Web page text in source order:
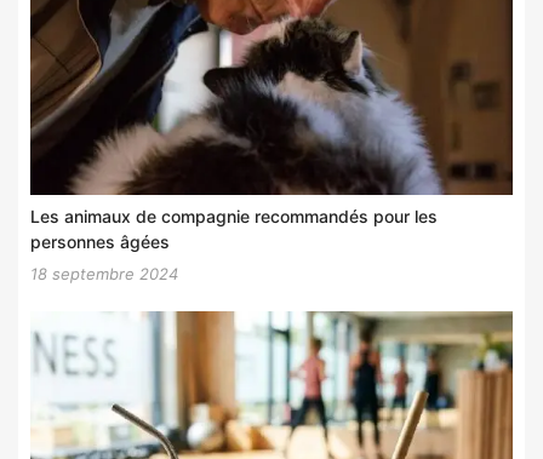
Les animaux de compagnie recommandés pour les
personnes âgées
18 septembre 2024